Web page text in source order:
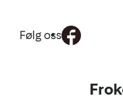
Følg oss